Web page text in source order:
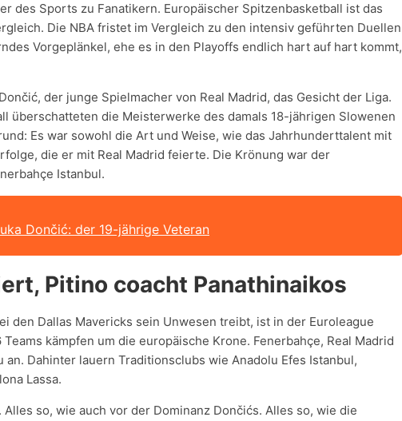
des Sports zu Fanatikern. Europäischer Spitzenbasketball ist das
Die NBA fristet im Vergleich zu den intensiv geführten Duellen
Vorgeplänkel, ehe es in den Playoffs endlich hart auf hart kommt,
der junge Spielmacher von Real Madrid, das Gesicht der Liga.
überschatteten die Meisterwerke des damals 18-jährigen Slowenen
Es war sowohl die Art und Weise, wie das Jahrhunderttalent mit
die er mit Real Madrid feierte. Die Krönung war der
Istanbul.
Dončić: der 19-jährige Veteran
Pitino coacht Panathinaikos
den Dallas Mavericks sein Unwesen treibt, ist in der Euroleague
kämpfen um die europäische Krone. Fenerbahçe, Real Madrid
an. Dahinter lauern Traditionsclubs wie Anadolu Efes Istanbul,
Lassa.
so, wie auch vor der Dominanz Dončićs. Alles so, wie die